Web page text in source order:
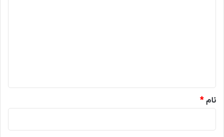
نام*